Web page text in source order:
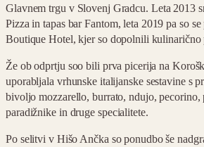
Glavnem trgu v Slovenj Gradcu. Leta 2013
Pizza in tapas bar Fantom, leta 2019 pa so
Boutique Hotel, kjer so dopolnili kulinarično
Že ob odprtju soo bili prva picerija na
uporabljala vrhunske italijanske sestavine s
bivoljo mozzarello, burrato, ndujo, pecorino,
paradižnike in druge specialitete.
Po selitvi v Hišo Ančka so ponudbo še